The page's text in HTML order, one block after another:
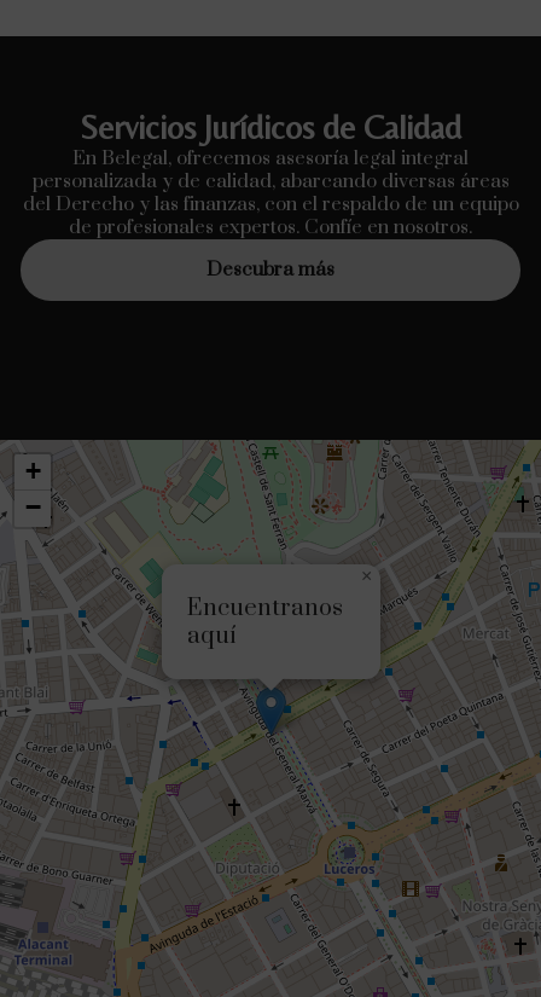
Servicios Jurídicos de Calidad
En Belegal, ofrecemos asesoría legal integral
personalizada y de calidad, abarcando diversas áreas
del Derecho y las finanzas, con el respaldo de un equipo
de profesionales expertos. Confíe en nosotros.
Descubra más
Encuentranos
aquí
×
+
−